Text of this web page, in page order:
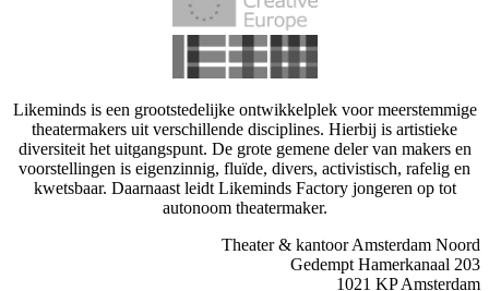
Likeminds is een grootstedelijke ontwikkelplek voor meerstemmige
theatermakers uit verschillende disciplines. Hierbij is artistieke
diversiteit het uitgangspunt. De grote gemene deler van makers en
voorstellingen is eigenzinnig, fluïde, divers, activistisch, rafelig en
kwetsbaar. Daarnaast leidt Likeminds Factory jongeren op tot
autonoom theatermaker.
Theater & kantoor Amsterdam Noord
Gedempt Hamerkanaal 203
1021 KP Amsterdam